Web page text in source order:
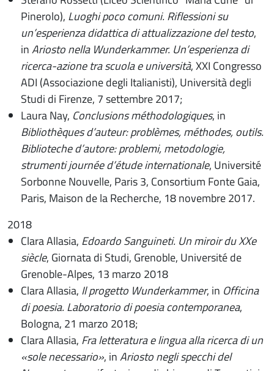
Pinerolo), Luoghi poco comuni. Riflessioni su
un’esperienza didattica di attualizzazione del testo,
inAriosto nella Wunderkammer. Un’esperienza di
ricerca-azione tra scuola e università,XXI Congresso
ADI (Associazione degli Italianisti), Università degli
Studi di Firenze, 7 settembre 2017;
Laura Nay, Conclusions méthodologiques, in
Bibliothèques d’auteur: problèmes, méthodes, outils.
Biblioteche d’autore: problemi, metodologie,
strumenti journée d’étude internationale, Université
Sorbonne Nouvelle, Paris 3, Consortium Fonte Gaia,
Paris, Maison de la Recherche, 18 novembre 2017.
2018
Clara Allasia, Edoardo Sanguineti. Un miroir du XXe
siècle, Giornata di Studi, Grenoble, Université de
Grenoble-Alpes, 13 marzo 2018
Clara Allasia, Il progetto Wunderkammer, in Officina
di poesia. Laboratorio di poesia contemporanea,
Bologna, 21 marzo 2018;
Clara Allasia, Fra letteratura e lingua alla ricerca di un
«sole necessario», inAriosto negli specchi del